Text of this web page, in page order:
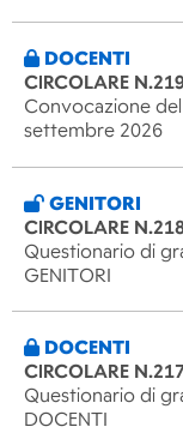
DOCENTI
CIRCOLARE
Convocazione
settembre 2026
GENITORI
CIRCOLARE
Questionario di
GENITORI
DOCENTI
CIRCOLARE
Questionario di
DOCENTI